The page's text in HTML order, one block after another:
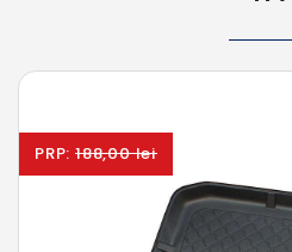
PRP: 188,00 lei